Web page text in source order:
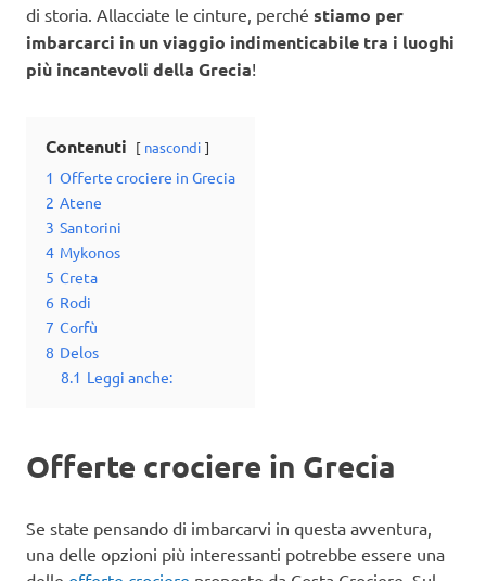
di storia. Allacciate le cinture, perché stiamo per
imbarcarci in un viaggio indimenticabile tra i luoghi
più incantevoli della Grecia!
Contenuti nascondi
1 Offerte crociere in Grecia
2 Atene
3 Santorini
4 Mykonos
5 Creta
6 Rodi
7 Corfù
8 Delos
8.1 Leggi anche:
Offerte crociere in Grecia
Se state pensando di imbarcarvi in questa avventura,
una delle opzioni più interessanti potrebbe essere una